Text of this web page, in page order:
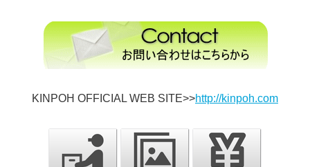
KINPOH OFFICIAL WEB SITE>>http://kinpoh.com